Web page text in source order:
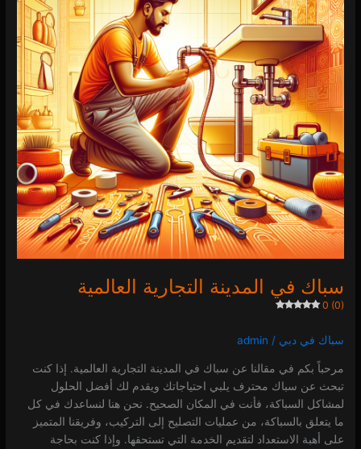
سباك في المدينة التجارية العالمية
0 (0)
سباك في دبي /
admin
مرحباً بكم في مقالنا عن سباك في المدينة التجارية العالمية. إذا كنت
تبحث عن سباك محترف يلبي احتياجاتك ويقدم لك أفضل الحلول
لمشاكل السباكة، فأنت في المكان الصحيح. نحن هنا لنساعدك في كل
ما يتعلق بالسباكة، من عمليات التصليح إلى التركيب، وفريقنا المتميز
على أهبة الاستعداد لتقديم الخدمة التي تستحقها. وإذا كنت بحاجة
العالمية
0 (0)